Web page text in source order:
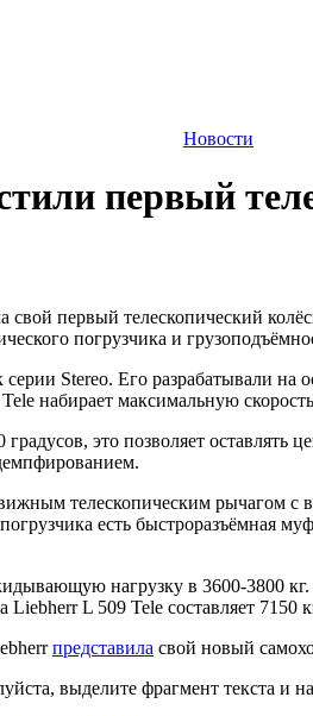
Новости
первый
свой первый телескопический
погрузчика и
Stereo. Его разрабатывали на
набирает максимальную
градусов, это позволяет
телескопическим рычагом с
есть быстроразъёмная
нагрузку в 3600-3800
L 509 Tele составляет 7150
представила свой новый
выделите фрагмент текста и